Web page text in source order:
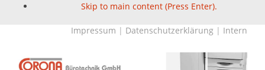
Skip to main content (Press Enter).
Impressum | Datenschutzerklärung | Intern